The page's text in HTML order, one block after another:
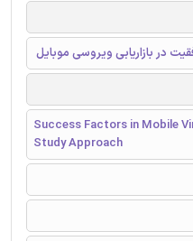
در بازاریابی ویروسی موبایل
Success Factors in Mobile
Study Approach